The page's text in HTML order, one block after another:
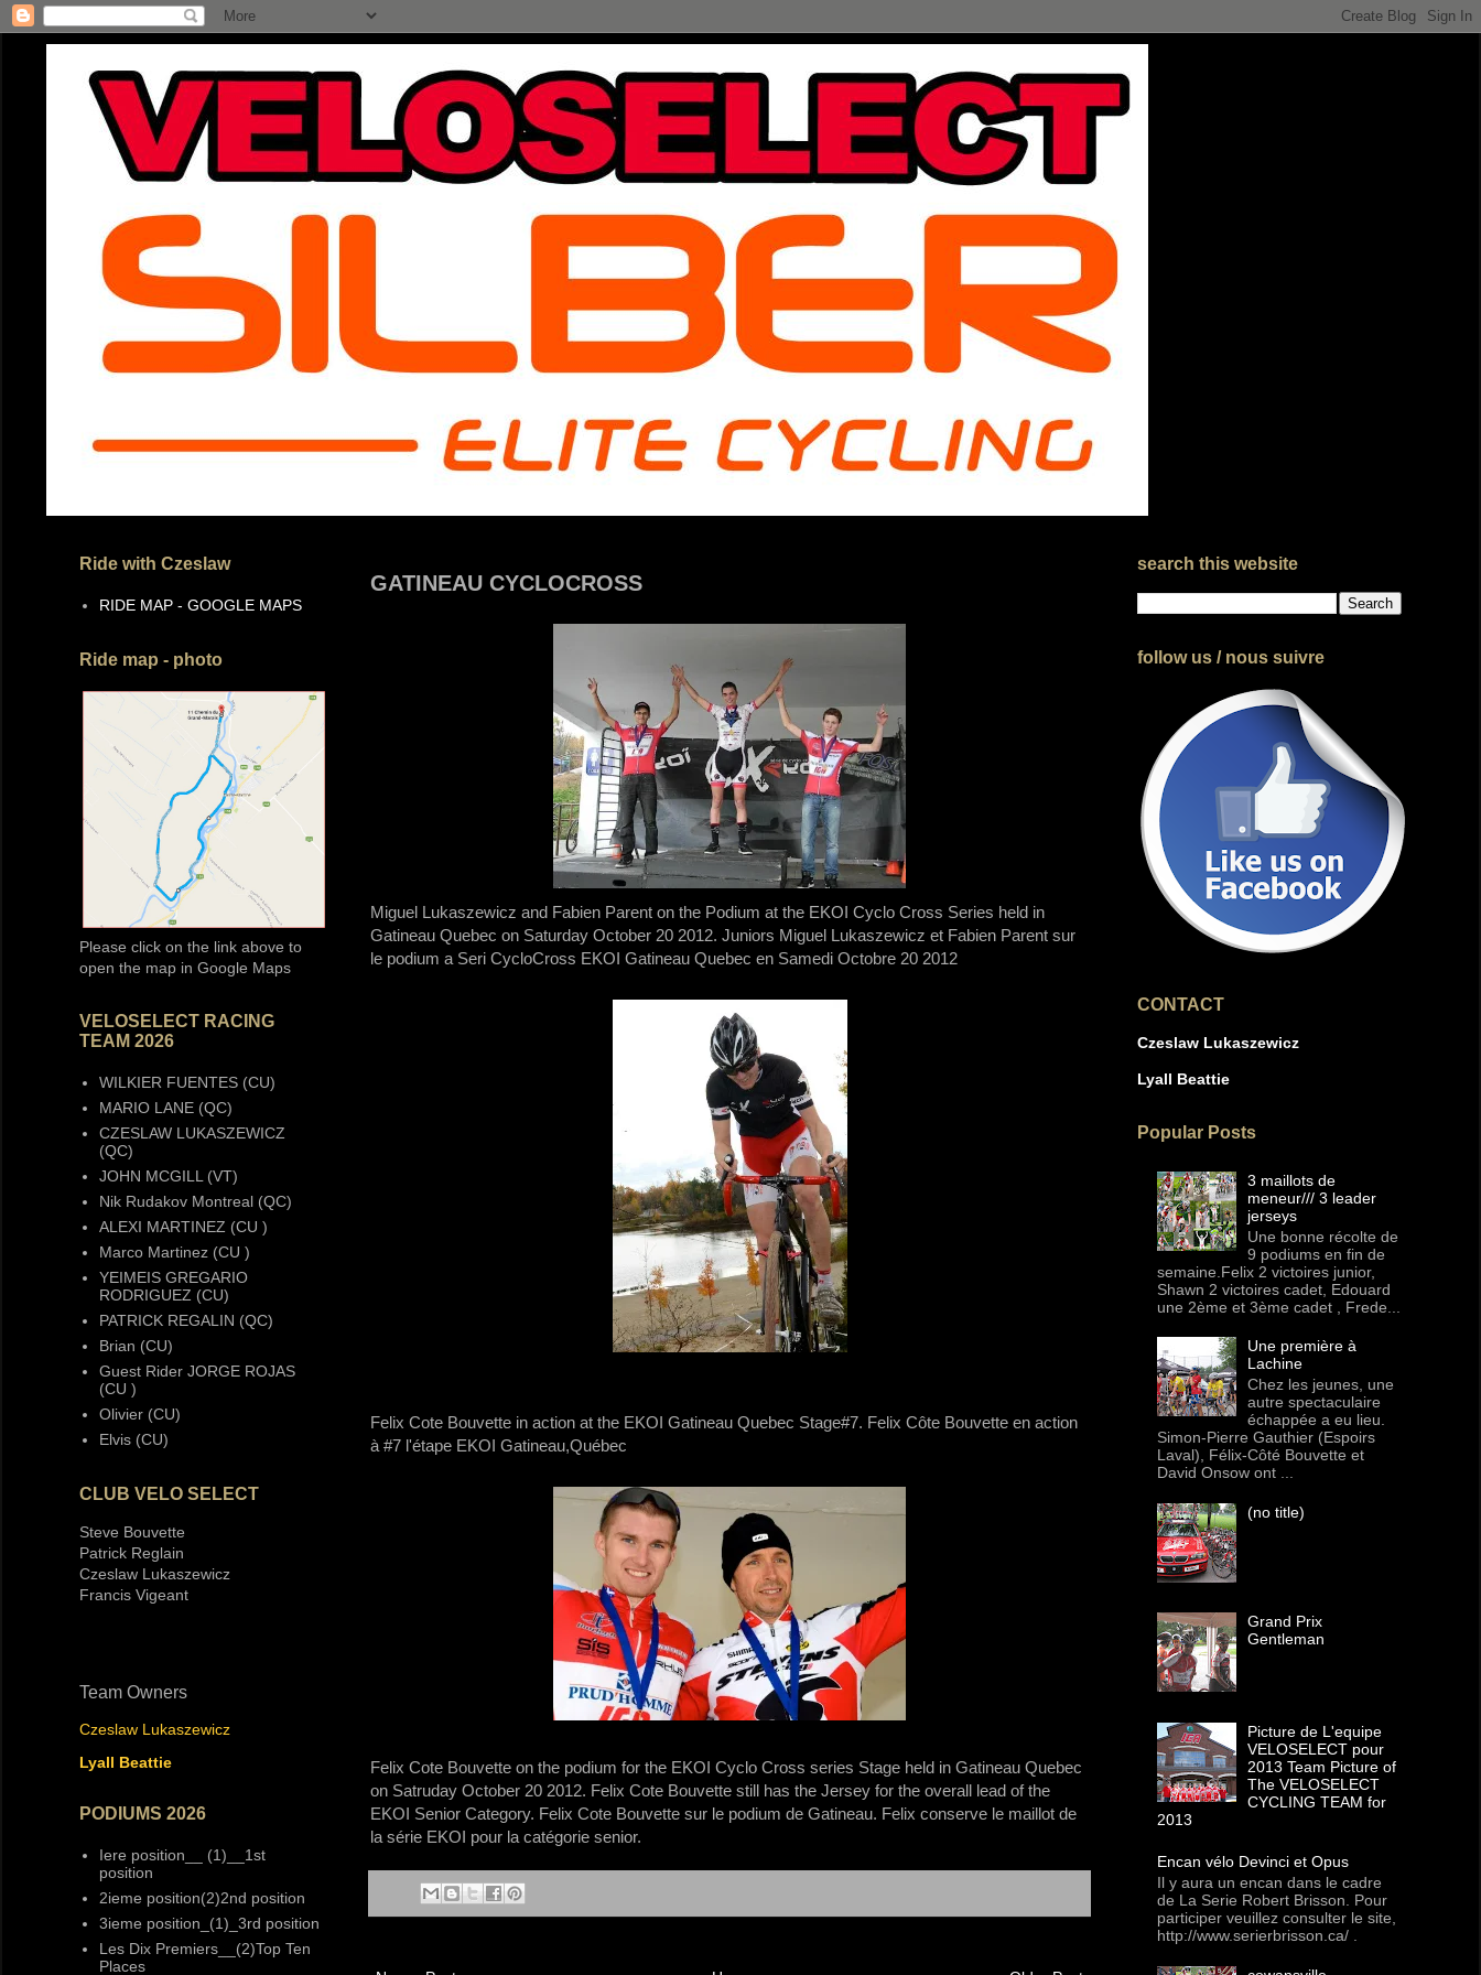
GATINEAU CYCLOCROSS
Miguel Lukaszewicz and Fabien Parent on the Podium at the EKOI Cyclo Cross Series held in
Gatineau Quebec on Saturday October 20 2012. Juniors Miguel Lukaszewicz et Fabien Parent sur
le podium a Seri CycloCross EKOI Gatineau Quebec en Samedi Octobre 20 2012
Felix Cote Bouvette in action at the EKOI Gatineau Quebec Stage#7. Felix Côte Bouvette en action
à #7 l'étape EKOI Gatineau,Québec
Felix Cote Bouvette on the podium for the EKOI Cyclo Cross series Stage held in Gatineau Quebec
on Satruday October 20 2012. Felix Cote Bouvette still has the Jersey for the overall lead of the
EKOI Senior Category. Felix Cote Bouvette sur le podium de Gatineau. Felix conserve le maillot de
la série EKOI pour la catégorie senior.
Ride with Czeslaw
RIDE MAP - GOOGLE MAPS
Ride map - photo
Please click on the link above to
open the map in Google Maps
VELOSELECT RACING
TEAM 2026
WILKIER FUENTES (CU)
MARIO LANE (QC)
CZESLAW LUKASZEWICZ
(QC)
JOHN MCGILL (VT)
Nik Rudakov Montreal (QC)
ALEXI MARTINEZ (CU )
Marco Martinez (CU )
YEIMEIS GREGARIO
RODRIGUEZ (CU)
PATRICK REGALIN (QC)
Brian (CU)
Guest Rider JORGE ROJAS
(CU )
Olivier (CU)
Elvis (CU)
CLUB VELO SELECT
Steve Bouvette
Patrick Reglain
Czeslaw Lukaszewicz
Francis Vigeant
Team Owners
Czeslaw Lukaszewicz
Lyall Beattie
PODIUMS 2026
Iere position__ (1)__1st
position
2ieme position(2)2nd position
3ieme position_(1)_3rd position
Les Dix Premiers__(2)Top Ten
Places
search this website
follow us / nous suivre
CONTACT
Czeslaw Lukaszewicz
Lyall Beattie
Popular Posts
3 maillots de
meneur/// 3 leader
jerseys
Une bonne récolte de
9 podiums en fin de
semaine.Felix 2 victoires junior,
Shawn 2 victoires cadet, Edouard
une 2ème et 3ème cadet , Frede...
Une première à
Lachine
Chez les jeunes, une
autre spectaculaire
échappée a eu lieu.
Simon-Pierre Gauthier (Espoirs
Laval), Félix-Côté Bouvette et
David Onsow ont ...
(no title)
Grand Prix
Gentleman
Picture de L'equipe
VELOSELECT pour
2013 Team Picture of
The VELOSELECT
CYCLING TEAM for
2013
Encan vélo Devinci et Opus
Il y aura un encan dans le cadre
de La Serie Robert Brisson. Pour
participer veuillez consulter le site,
http://www.serierbrisson.ca/ .